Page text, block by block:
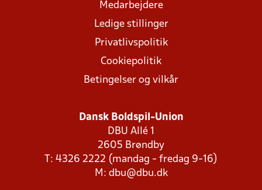
Medarbejdere
Ledige stillinger
Privatlivspolitik
Cookiepolitik
Betingelser og vilkår
Dansk Boldspil-Union
DBU Allé 1
2605 Brøndby
T: 4326 2222 (mandag - fredag 9-16)
M: dbu@dbu.dk